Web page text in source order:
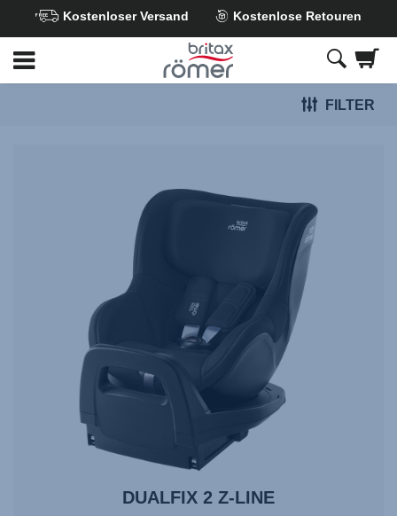
Hauptinhalt
springen
Kostenloser Versand Kostenlose Retouren
FILTER
DUALFIX 2 Z-LINE